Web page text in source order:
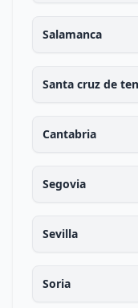
Salamanca
Santa cruz de
Cantabria
Segovia
Sevilla
Soria